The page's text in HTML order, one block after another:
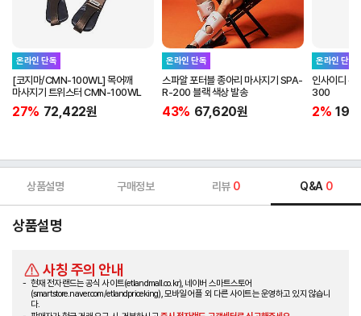
온라인 단독
[코지마/CMN-100WL] 목어깨
마사지기 트위스터 CMN-100WL
27% 72,422원
온라인 단독
스파알 포터블 종아리 마사지기 SPA-
R-200 블랙 색상 발송
43% 67,620원
온라인 단독
인사이디 무
300
2%
상품설명 구매정보 리뷰 0 Q&A 0
상품설명
사칭 주의 안내
현재 전자랜드는 공식 사이트(etlandmall.co.kr), 네이버 스마트스토어
(smartstore.naver.com/etlandpriceking), 모바일 어플 외 다른 사이트는 운영하고 있지 않습니
다.